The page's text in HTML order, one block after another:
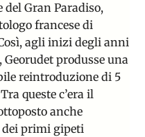
del Gran Paradiso,
francese di
agli inizi degli anni
produsse una
reintroduzione di 5
queste c’era il
anche
dei primi gipeti